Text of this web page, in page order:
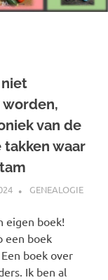
van de
takken waar
MARJOLEIN
GENEALOGIE
eigen boek!
een boek
boek over
Ik ben al